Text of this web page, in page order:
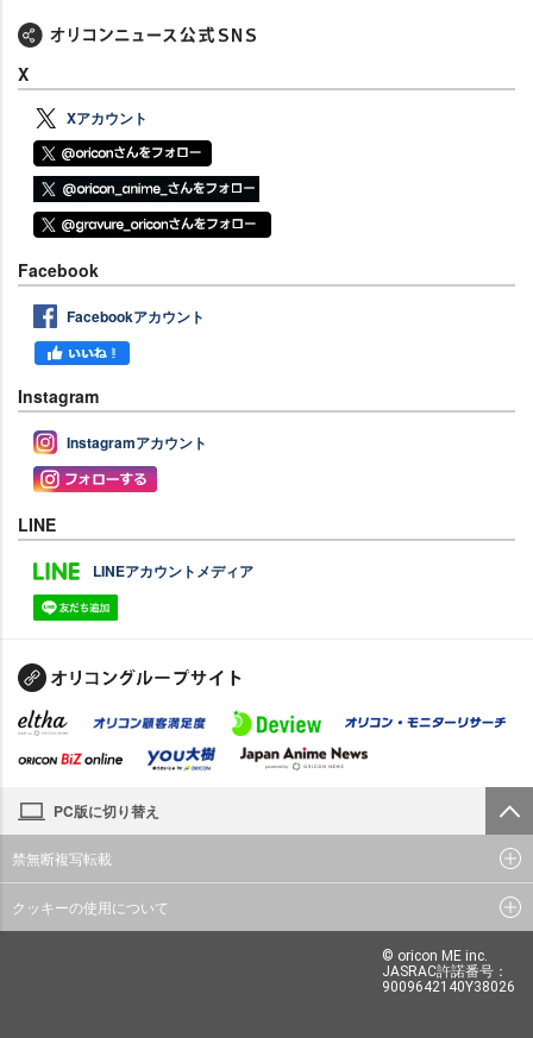
X
Xアカウント
Facebook
Facebookアカウント
Instagram
Instagramアカウント
LINE
LINEアカウントメディア
PC版に切り替え
禁無断複写転載
クッキーの使用について
© oricon ME inc.
JASRAC許諾番号：
9009642140Y38026